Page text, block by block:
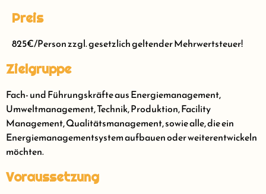
Preis
825€/Person zzgl. gesetzlich geltender Mehrwertsteuer!
Zielgruppe
Fach- und Führungskräfte aus Energiemanagement,
Umweltmanagement, Technik, Produktion, Facility
Management, Qualitätsmanagement, sowie alle, die ein
Energiemanagementsystem aufbauen oder weiterentwickeln
möchten.
Voraussetzung